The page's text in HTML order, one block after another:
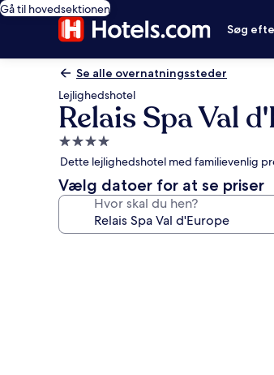
Gå til hovedsektionen
Søg
Se alle overnatningssteder
Lejlighedshotel
Relais Spa Val
4.0-
stjernet
overnatningssted
Dette lejlighedshotel med familievenlig
Vælg datoer for at se priser
Hvor skal du hen?